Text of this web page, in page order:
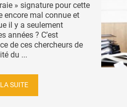
» signature pour cette
encore mal connue et
il y a seulement
années ? C’est
de ces chercheurs de
du ...
SUITE